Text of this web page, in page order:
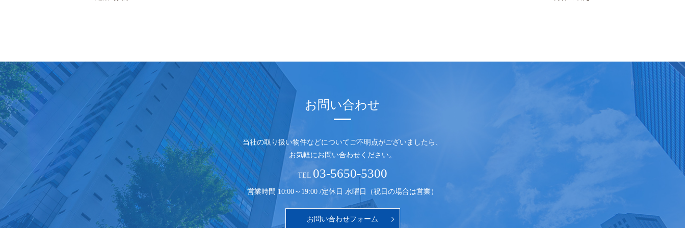
お問い合わせ
当社の取り扱い物件などについてご不明点がございましたら、
お気軽にお問い合わせください。
TEL 03-5650-5300
営業時間 10:00～19:00 /定休日 水曜日（祝日の場合は営業）
お問い合わせフォーム